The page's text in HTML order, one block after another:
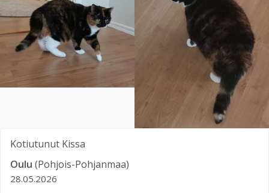
Kotiutunut Kissa
Oulu (Pohjois-Pohjanmaa)
28.05.2026